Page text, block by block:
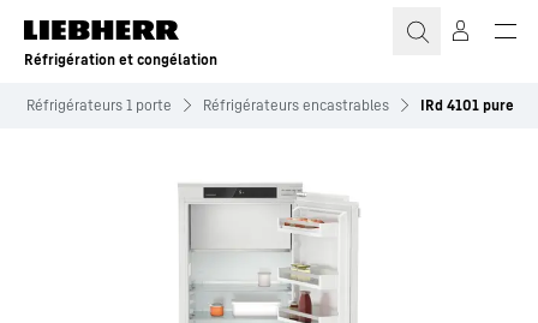
Réfrigération et congélation
Réfrigérateurs 1 porte Réfrigérateurs encastrables IRd 4101 pure